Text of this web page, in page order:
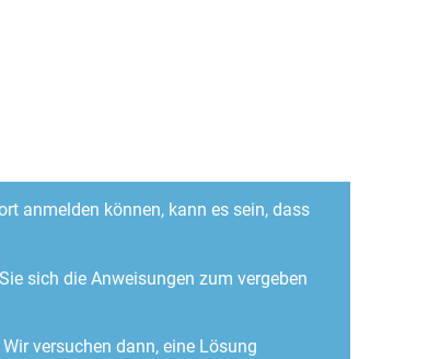
anmelden können, kann es sein, dass
sich die Anweisungen zum vergeben
versuchen dann, eine Lösung